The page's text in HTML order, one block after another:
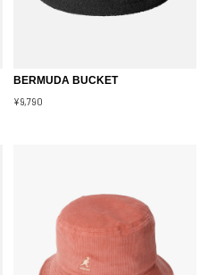
BERMUDA BUCKET
¥9,790